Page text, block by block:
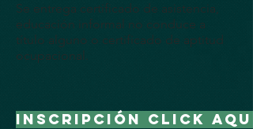
Se entrega certificado de asistencia,
educación informal no conduce a
título alguno o certificado de aptitud
ocupacional.
INSCRIPCIÓN CLICK AQUI